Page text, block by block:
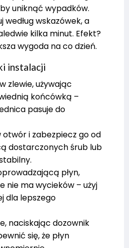
uniknąć wypadków.
wskazówek, a
kilka minut. Efekt?
wygoda na co dzień.
instalacji
zlewie, używając
końcówką –
pasuje do
otwór i zabezpiecz go od
dostarczonych śrub lub
płyn,
nie ma wycieków – użyj
dla lepszego
naciskając dozownik
się, że płyn